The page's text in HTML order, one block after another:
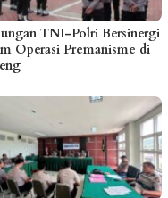
TNI-Polri Bersinergi
Operasi Premanisme di